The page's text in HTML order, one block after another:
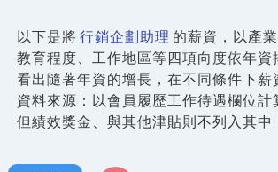
以下是將 行銷企劃助理 的薪資，以產
教育程度、工作地區等四項向度依年資
看出隨著年資的增長，在不同條件下薪
資料來源：以會員履歷工作待遇欄位計
但績效獎金、與其他津貼則不列入其中